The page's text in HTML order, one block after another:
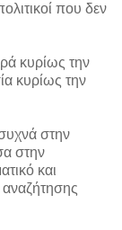
που δεν
κυρίως την
κυρίως την
στην
στην
και
αναζήτησης